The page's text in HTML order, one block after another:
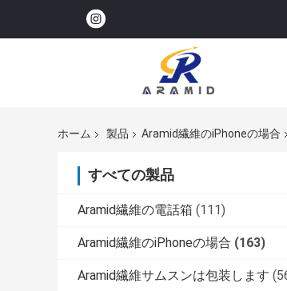
ホーム 製品 Aramid繊維のiPhoneの場合
すべての製品
Aramid繊維の電話箱 (111)
Aramid繊維のiPhoneの場合 (163)
Aramid繊維サムスンは包装します